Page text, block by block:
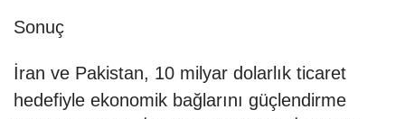
Sonuç
İran ve Pakistan, 10 milyar dolarlık ticaret
hedefiyle ekonomik bağlarını güçlendirme